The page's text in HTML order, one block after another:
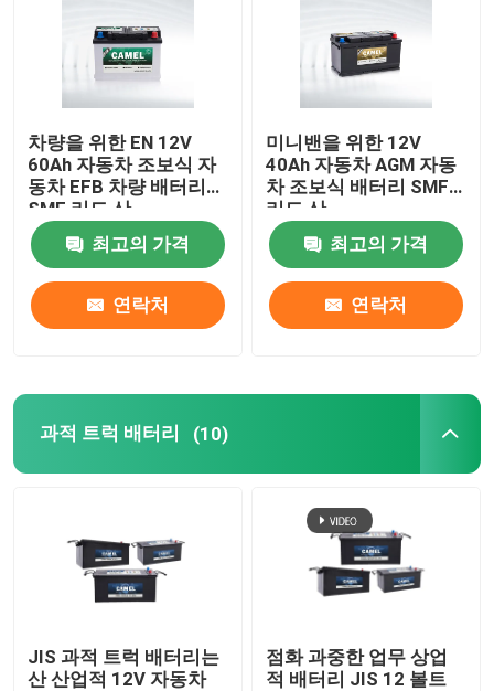
이중 목적 배터리
리드 산 해양 배터리
주거 에너지 저장 시스템
가지고 다닐 수 있는 에너지 저장 시스템
상업적 배터리 기억 장치 시스템
차량을 위한 EN 12V
60Ah 자동차 조보식 자
동차 EFB 차량 배터리
SMF 리드 산
최고의 가격
연락처
미니밴을 위한 12V
40Ah 자동차 AGM 자동
차 조보식 배터리 SMF
리드 산
최고의 가격
연락처
과적 트럭 배터리 (10)
JIS 과적 트럭 배터리는
산 산업적 12V 자동차
점화 과중한 업무 상업
적 배터리 JIS 12 볼트